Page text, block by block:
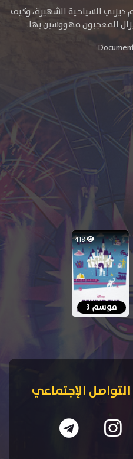
السياحية الشهيرة، وكيف
المعجبون مهووسين بها.
418
موسم 3
الإجتماعي